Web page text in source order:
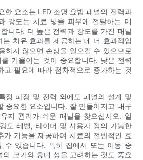
한 요소는 LED 조명 요법 패널의 전력과
강도는 치료 빛을 피부에 전달하는 데
니다. 더 높은 전력과 강도를 가진 패널
는 치유 효과를 제공하는 데 더 효과적입
하지 않으면 손상을 일으킬 수 있으므로
기울이는 것이 중요합니다. 낮은 전력
고 필요에 따라 점차적으로 증가하는 것
정 파장 및 전력 외에도 패널의 설계 및
중요한 요소입니다. 잘 만들어지고 내구
지 관리가 쉬운 패널을 찾으십시오. 일
도 레벨, 타이머 및 사용자 정의 가능한
가 기능을 제공하여 치료의 전반적인 효
수 있습니다. 특히 집에서 또는 이동 중
크기와 휴대 성을 고려하는 것도 중요